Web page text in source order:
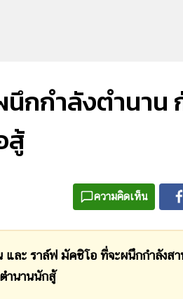
กกำลังตำนาน
สู้
ความคิดเห็น
ราล์ฟ มัคชิโอ ที่จะผนึกกำลังสา
ำนานนักสู้